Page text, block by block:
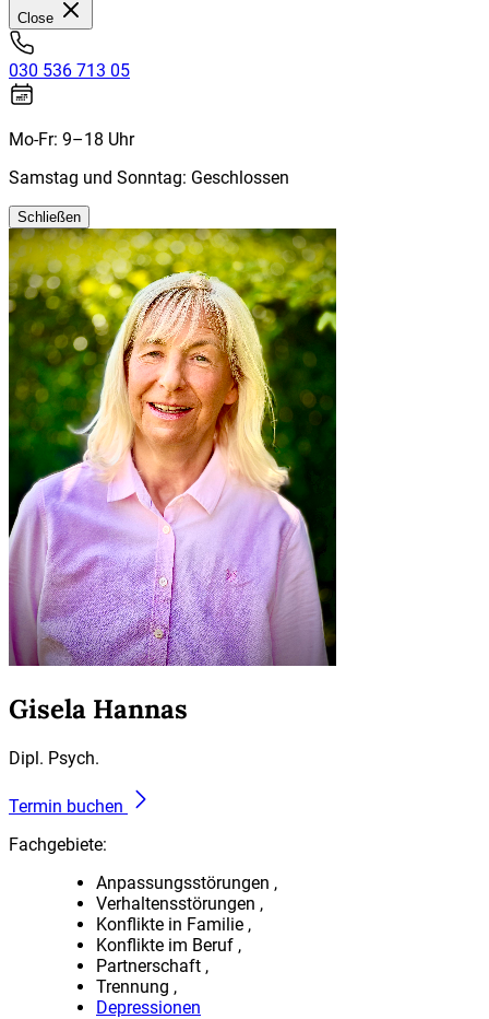
Close
030 536 713 05
Mo-Fr: 9–18 Uhr
Samstag und Sonntag: Geschlossen
Schließen
Gisela Hannas
Dipl. Psych.
Termin buchen
Fachgebiete:
Anpassungsstörungen
Verhaltensstörungen
Konflikte in Familie
Konflikte im Beruf
Partnerschaft
Trennung
Depressionen